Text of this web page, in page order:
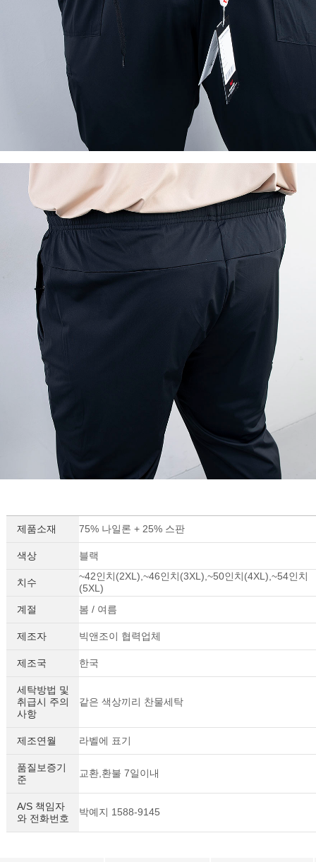
제품소재 75% 나일론 + 25% 스판
색상 블랙
치수
~42인치(2XL),~46인치(3XL),~50인치(4XL),~54인치
(5XL)
계절
봄 / 여름
제조자 빅앤조이 협력업체
제조국 한국
세탁방법 및
취급시 주의
사항
같은 색상끼리 찬물세탁
제조연월 라벨에 표기
품질보증기
준
교환,환불 7일이내
A/S 책임자
와 전화번호
박예지 1588-9145